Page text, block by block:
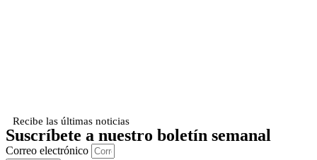
Recibe las últimas noticias
Suscríbete a nuestro boletín semanal
Correo electrónico